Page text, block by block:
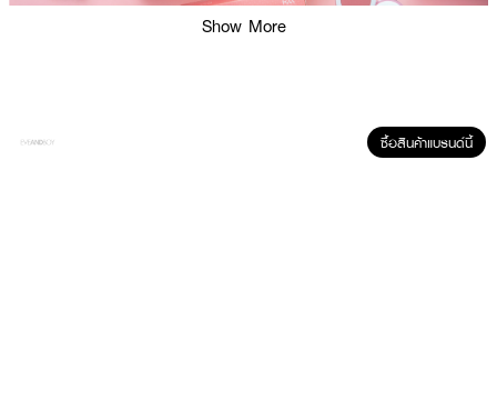
สำลีแผ่นหนานุ่มกำลังดี RII 26 Cleansing Perfect Cotton Pads ออกแบบมา
Show More
ซื้อสินค้าแบรนด์นี้